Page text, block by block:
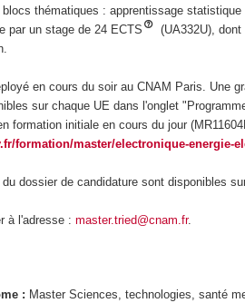
thématiques : apprentissage statistique
par un stage de 24 ECTS
(UA332U),
en cours du soir au CNAM Paris. Une
sur chaque UE dans l'onglet
formation initiale en cours du jour
formation/master/electronique-
dossier de candidature sont disponibles
à l'adresse :master.tried@cnam.fr.
: Master Sciences, technologies, santé